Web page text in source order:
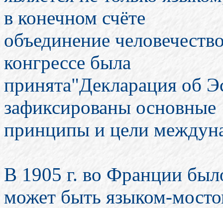
в конечном счёте
объединение
конгрессе была
принята"Декларация об
зафиксированы основные
принципы и цели
В 1905 г. во Франции
может быть языком-